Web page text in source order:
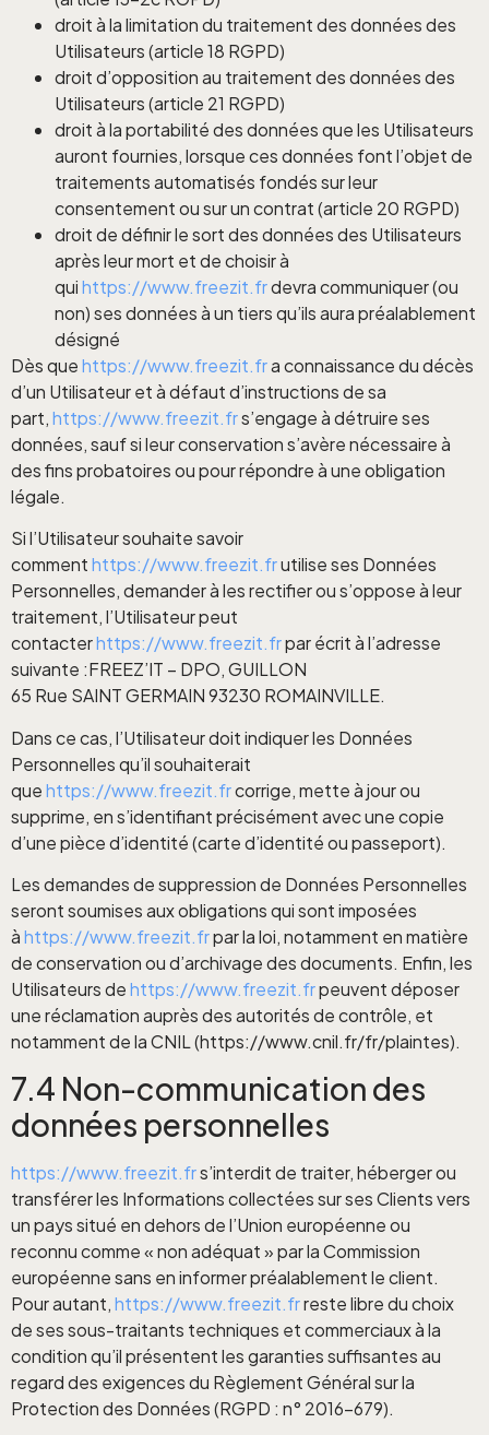
droit à la limitation du traitement des données des
Utilisateurs (article 18 RGPD)
droit d’opposition au traitement des données des
Utilisateurs (article 21 RGPD)
droit à la portabilité des données que les Utilisateurs
auront fournies, lorsque ces données font l’objet de
traitements automatisés fondés sur leur
consentement ou sur un contrat (article 20 RGPD)
droit de définir le sort des données des Utilisateurs
après leur mort et de choisir à
quihttps://www.freezit.frdevra communiquer (ou
non) ses données à un tiers qu’ils aura préalablement
désigné
Dès quehttps://www.freezit.fra connaissance du décès
d’un Utilisateur et à défaut d’instructions de sa
part,https://www.freezit.frs’engage à détruire ses
données, sauf si leur conservation s’avère nécessaire à
des fins probatoires ou pour répondre à une obligation
légale.
Si l’Utilisateur souhaite savoir
commenthttps://www.freezit.frutilise ses Données
Personnelles, demander à les rectifier ou s’oppose à leur
traitement, l’Utilisateur peut
contacterhttps://www.freezit.frpar écrit à l’adresse
suivante :FREEZ’IT – DPO, GUILLON
65 Rue SAINT GERMAIN 93230 ROMAINVILLE.
Dans ce cas, l’Utilisateur doit indiquer les Données
Personnelles qu’il souhaiterait
quehttps://www.freezit.frcorrige, mette à jour ou
supprime, en s’identifiant précisément avec une copie
d’une pièce d’identité (carte d’identité ou passeport).
Les demandes de suppression de Données Personnelles
seront soumises aux obligations qui sont imposées
àhttps://www.freezit.frpar la loi, notamment en matière
de conservation ou d’archivage des documents. Enfin, les
Utilisateurs dehttps://www.freezit.frpeuvent déposer
une réclamation auprès des autorités de contrôle, et
notamment de la CNIL (https://www.cnil.fr/fr/plaintes).
7.4 Non-communication des
données personnelles
https://www.freezit.frs’interdit de traiter, héberger ou
transférer les Informations collectées sur ses Clients vers
un pays situé en dehors de l’Union européenne ou
reconnu comme « non adéquat » par la Commission
européenne sans en informer préalablement le client.
Pour autant,https://www.freezit.frreste libre du choix
de ses sous-traitants techniques et commerciaux à la
condition qu’il présentent les garanties suffisantes au
regard des exigences du Règlement Général sur la
Protection des Données (RGPD : n° 2016-679).